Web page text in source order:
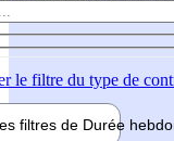
le filtre du type de
filtres de Durée hebdo